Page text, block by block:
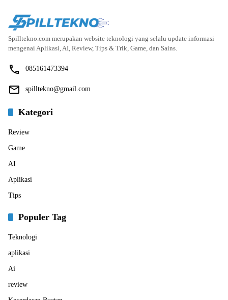
Spilltekno.com merupakan website teknologi yang selalu update informasi
mengenai Aplikasi, AI, Review, Tips & Trik, Game, dan Sains.
085161473394
spilltekno@gmail.com
Kategori
Review
Game
AI
Aplikasi
Tips
Populer Tag
Teknologi
aplikasi
Ai
review